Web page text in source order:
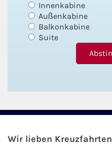
Innenkabine
Außenkabine
Balkonkabine
Suite
Wir lieben Kreuzfahrten